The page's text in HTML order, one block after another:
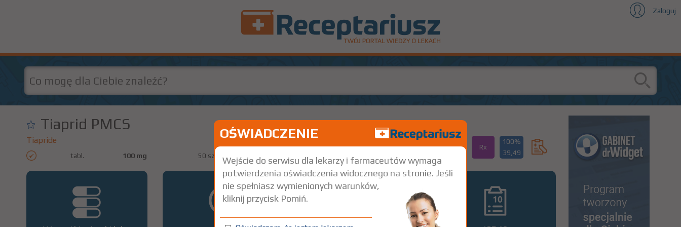
Zaloguj
Tiaprid PMCS
Tiapride
tabl. 100 mg 50 szt.
Rx
100%
39,49
OŚWIADCZENIE
Wejście do serwisu dla lekarzy i farmaceutów wymaga
potwierdzenia oświadczenia widocznego na stronie. Jeśli
nie spełniasz wymienionych warunków,
kliknij przycisk Pomiń.